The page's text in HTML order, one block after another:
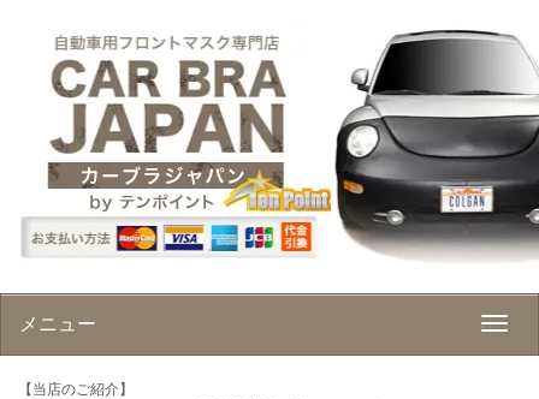
メニュー
【当店のご紹介】